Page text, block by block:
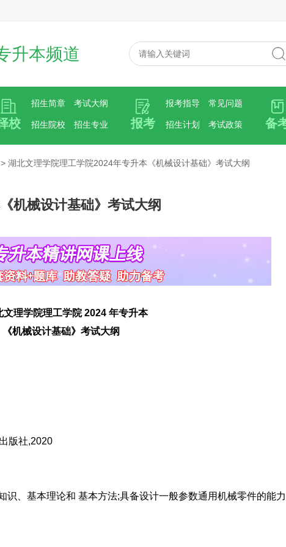
升本频道
校
招生简章 考试大纲
招生院校 招生专业 报考
报考指导 常见问题
招生计划 考试政策 备
> 湖北文理学院理工学院2024年专升本《机械设计基础》考试大纲
机械设计基础》考试大纲
学院理工学院 2024 年专升本
《机械设计基础》考试大纲
版社,2020
、基本理论和 基本方法;具备设计一般参数通用机械零件的能